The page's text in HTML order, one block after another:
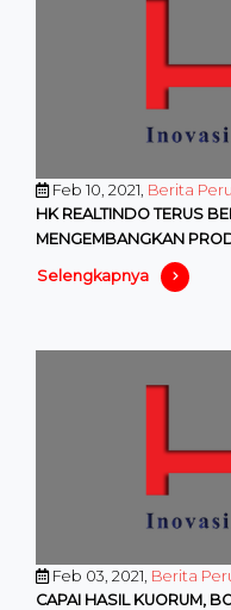
Feb 10, 2021, Berita
HK REALTINDO TERUS
MENGEMBANGKAN
YANG STRATEGIS
Selengkapnya
Feb 03, 2021, Berita
CAPAI HASIL KUORUM,